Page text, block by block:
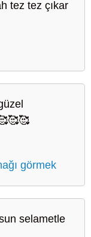
tez tez çıkar
görmek
selametle